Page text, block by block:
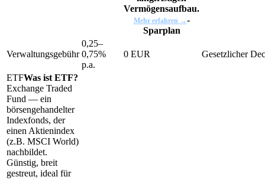
Vermögensaufbau.
Mehr erfahren →-
Sparplan
Verwaltungsgebühr
0,25–
0,75%
p.a.
0 EUR Gesetzlicher
ETFWas ist ETF?
Exchange Traded
Fund — ein
börsengehandelter
Indexfonds, der
einen Aktienindex
(z.B. MSCI World)
nachbildet.
Günstig, breit
gestreut, ideal für